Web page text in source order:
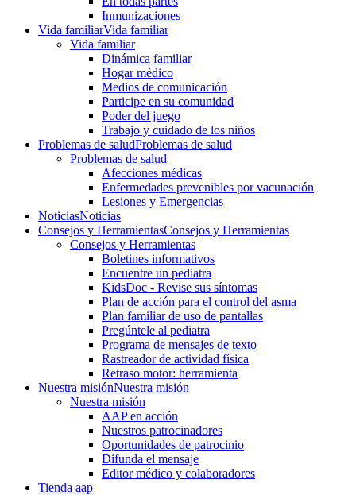
Inmunizaciones
Vida familiarVida familiar
Vida familiar
Dinámica familiar
Hogar médico
Medios de comunicación
Participe en su comunidad
Poder del juego
Trabajo y cuidado de los niños
Problemas de saludProblemas de salud
Problemas de salud
Afecciones médicas
Enfermedades prevenibles por vacunación
Lesiones y Emergencias
NoticiasNoticias
Consejos y HerramientasConsejos y Herramientas
Consejos y Herramientas
Boletines informativos
Encuentre un pediatra
KidsDoc - Revise sus síntomas
Plan de acción para el control del asma
Plan familiar de uso de pantallas
Pregúntele al pediatra
Programa de mensajes de texto
Rastre​​ador de activida​d física
Retraso motor: herramienta
Nuestra misiónNuestra misión
Nuestra misión
AAP en acción
Nuestros patrocinadores
Oportunidades de patrocinio
Difunda el mensaje
Editor médico y colaboradores
Tienda aap